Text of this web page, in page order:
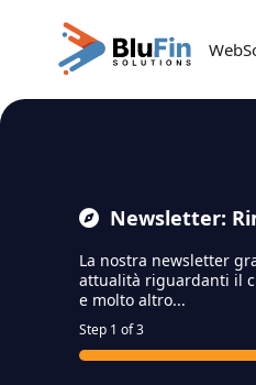
Passa
Web
Newsletter:
La nostra newsletter
attualità riguardanti il
e molto altro...
Step 1 of 3